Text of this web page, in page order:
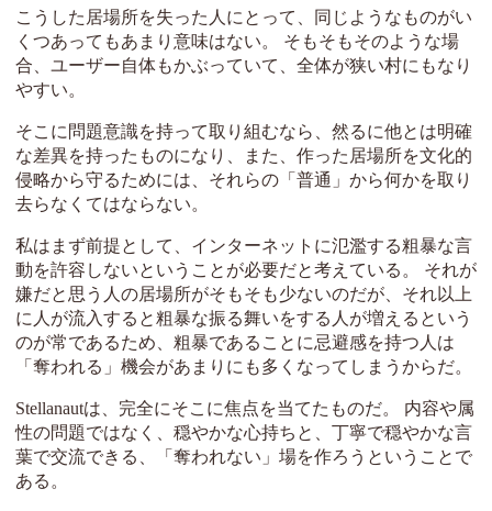
こうした居場所を失った人にとって、同じようなものがい
くつあってもあまり意味はない。 そもそもそのような場
合、ユーザー自体もかぶっていて、全体が狭い村にもなり
やすい。
そこに問題意識を持って取り組むなら、然るに他とは明確
な差異を持ったものになり、また、作った居場所を文化的
侵略から守るためには、それらの「普通」から何かを取り
去らなくてはならない。
私はまず前提として、インターネットに氾濫する粗暴な言
動を許容しないということが必要だと考えている。 それが
嫌だと思う人の居場所がそもそも少ないのだが、それ以上
に人が流入すると粗暴な振る舞いをする人が増えるという
のが常であるため、粗暴であることに忌避感を持つ人は
「奪われる」機会があまりにも多くなってしまうからだ。
Stellanautは、完全にそこに焦点を当てたものだ。 内容や属
性の問題ではなく、穏やかな心持ちと、丁寧で穏やかな言
葉で交流できる、「奪われない」場を作ろうということで
ある。